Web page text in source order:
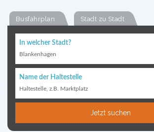
Busfahrplan Stadt zu Stadt
In welcher Stadt?
Blankenhagen
Name der Haltestelle
Haltestelle, z.B. Marktplatz
Jetzt suchen